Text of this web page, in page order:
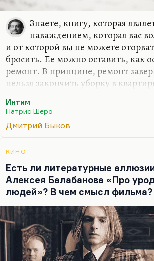
Знаете, книгу, которая
наваждением, которая вас
и от которой вы не можете
бросить. Ее можно оставить, как
ремонт. В принципе, ремонт
нельзя закончить уборку в
гармонию в твою. Нельзя
всегда несовершенна. Для меня это
очередь так мучительно потому, что
сюда кусок впишу. Я понимаю, что
вместе с тем понимаю, что без
обойтись.
Мне ни одна вещь не давалась так
что это послевоенный роман. Он
время войны, но рассчитан…
Интим
Патрис Шеро
Дмитрий Быков
КИНО
Есть ли литературные
Алексея Балабанова «Про
людей»? В чем смысл фильма?